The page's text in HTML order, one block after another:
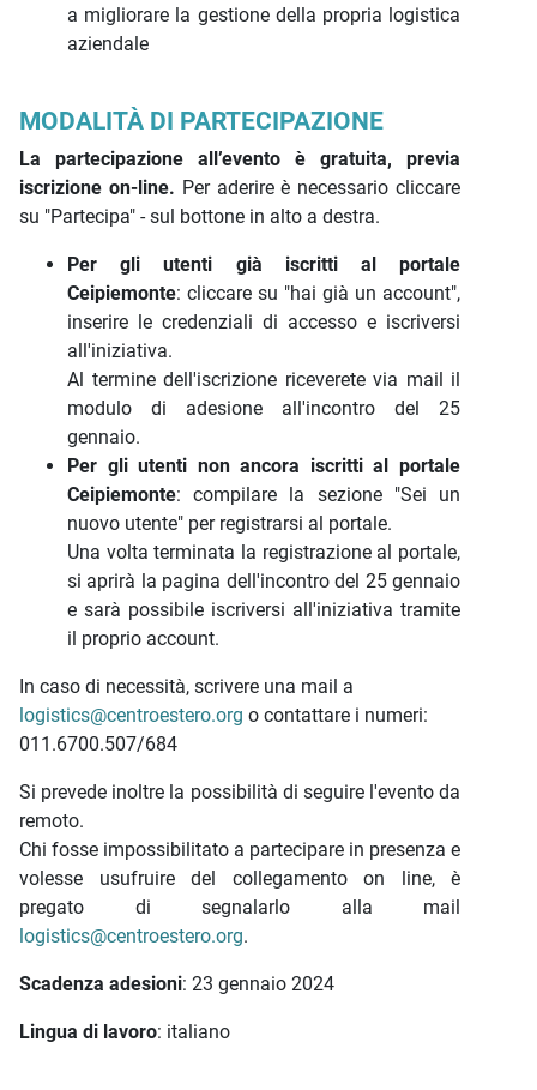
a migliorare la gestione della propria logistica
aziendale
MODALITÀ DI PARTECIPAZIONE
La partecipazione all’evento è gratuita, previa
iscrizione on-line. Per aderire è necessario cliccare
su "Partecipa" - sul bottone in alto a destra.
Per gli utenti già iscritti al portale
Ceipiemonte: cliccare su "hai già un account",
inserire le credenziali di accesso e iscriversi
all'iniziativa.
Al termine dell'iscrizione riceverete via mail il
modulo di adesione all'incontro del 25
gennaio.
Per gli utenti non ancora iscritti al portale
Ceipiemonte: compilare la sezione "Sei un
nuovo utente" per registrarsi al portale.
Una volta terminata la registrazione al portale,
si aprirà la pagina dell'incontro del 25 gennaio
e sarà possibile iscriversi all'iniziativa tramite
il proprio account.
In caso di necessità, scrivere una mail a
logistics@centroestero.org o contattare i numeri:
011.6700.507/684
Si prevede inoltre la possibilità di seguire l'evento da
remoto.
Chi fosse impossibilitato a partecipare in presenza e
volesse usufruire del collegamento on line, è
pregato di segnalarlo alla mail
logistics@centroestero.org.
Scadenza adesioni: 23 gennaio 2024
Lingua di lavoro: italiano